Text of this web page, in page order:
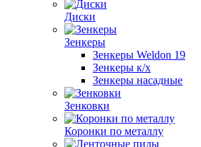
Диски
Зенкеры
Зенкеры Weldon 19
Зенкеры к/х
Зенкеры насадные
Зенковки
Коронки по металлу